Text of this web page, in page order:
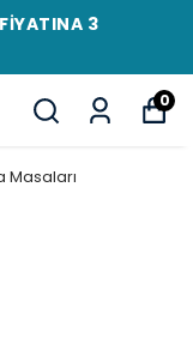
3
0
Masaları